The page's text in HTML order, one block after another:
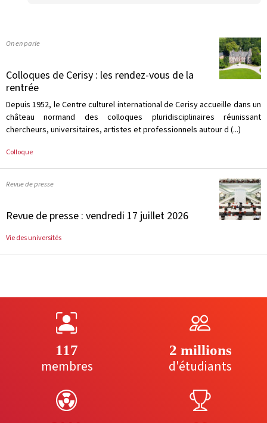
On en parle
Colloques de Cerisy : les rendez-vous de la
rentrée
Depuis 1952, le Centre culturel international de Cerisy accueille dans un
château normand des colloques pluridisciplinaires réunissant
chercheurs, universitaires, artistes et professionnels autour d (...)
Colloque
Revue de presse
Revue de presse : vendredi 17 juillet 2026
Vie des universités
117
membres
2 millions
d'étudiants